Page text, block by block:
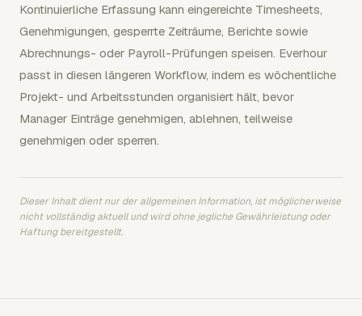
Kontinuierliche Erfassung kann eingereichte Timesheets,
Genehmigungen, gesperrte Zeiträume, Berichte sowie
Abrechnungs- oder Payroll-Prüfungen speisen. Everhour
passt in diesen längeren Workflow, indem es wöchentliche
Projekt- und Arbeitsstunden organisiert hält, bevor
Manager Einträge genehmigen, ablehnen, teilweise
genehmigen oder sperren.
Dieser Inhalt dient nur der allgemeinen Information, ist möglicherweise
nicht vollständig aktuell und wird ohne jegliche Gewährleistung oder
Haftung bereitgestellt.